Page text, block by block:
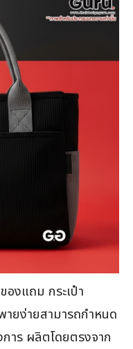
องแถม กระเป๋า
ยง่ายสามารถกำหนด
าร ผลิตโดยตรงจาก